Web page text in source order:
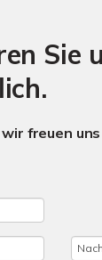
Sie
freuen